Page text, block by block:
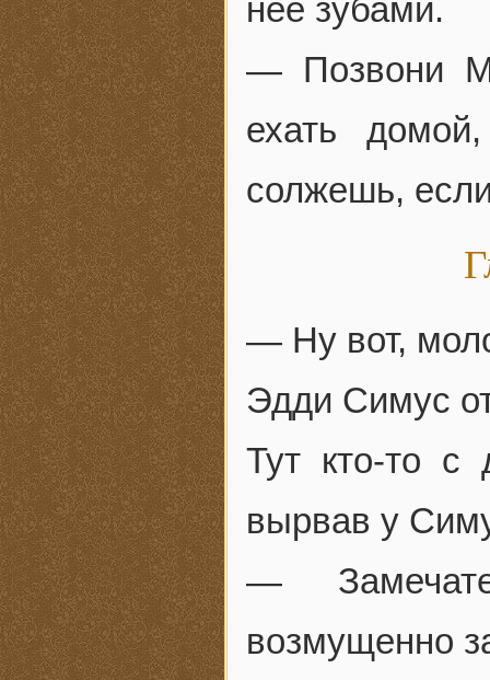
нее зубами.
— Позвони
ехать
солжешь,
— Ну вот,
Эдди Симус
Тут кто-то с
вырвав у
—
возмущенно